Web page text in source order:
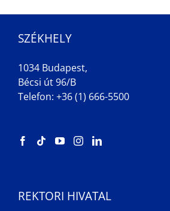
SZÉKHELY
1034 Budapest,
Bécsi út 96/B
Telefon: +36 (1) 666-5500
REKTORI HIVATAL